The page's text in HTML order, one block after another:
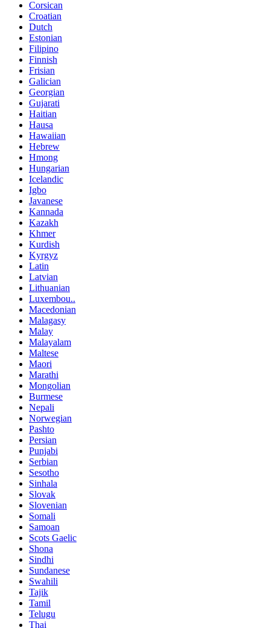
Corsican
Croatian
Dutch
Estonian
Filipino
Finnish
Frisian
Galician
Georgian
Gujarati
Haitian
Hausa
Hawaiian
Hebrew
Hmong
Hungarian
Icelandic
Igbo
Javanese
Kannada
Kazakh
Khmer
Kurdish
Kyrgyz
Latin
Latvian
Lithuanian
Luxembou..
Macedonian
Malagasy
Malay
Malayalam
Maltese
Maori
Marathi
Mongolian
Burmese
Nepali
Norwegian
Pashto
Persian
Punjabi
Serbian
Sesotho
Sinhala
Slovak
Slovenian
Somali
Samoan
Scots Gaelic
Shona
Sindhi
Sundanese
Swahili
Tajik
Tamil
Telugu
Thai